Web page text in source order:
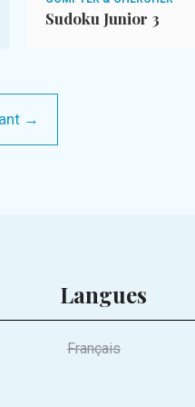
Sudoku Junior 3
→
Langues
Français